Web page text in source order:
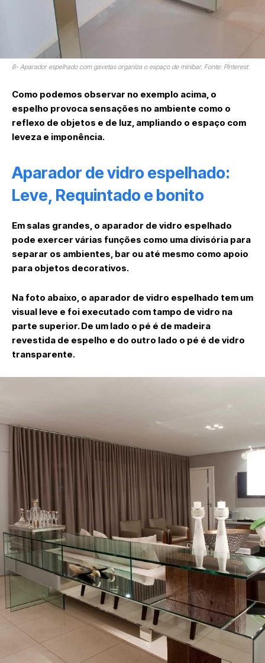
6- Aparador espelhado com gavetas organiza o espaço de minibar. Fonte: Pinterest
Como podemos observar no exemplo acima, o
espelho provoca sensações no ambiente como o
reflexo de objetos e de luz, ampliando o espaço com
leveza e imponência.
Aparador de vidro espelhado:
Leve, Requintado e bonito
Em salas grandes, o aparador de vidro espelhado
pode exercer várias funções como uma divisória para
separar os ambientes, bar ou até mesmo como apoio
para objetos decorativos.
Na foto abaixo, o aparador de vidro espelhado tem um
visual leve e foi executado com tampo de vidro na
parte superior. De um lado o pé é de madeira
revestida de espelho e do outro lado o pé é de vidro
transparente.